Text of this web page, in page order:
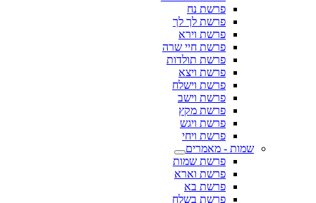
פרשת נח
פרשת לך לך
פרשת וירא
פרשת חיי שרה
פרשת תולדות
פרשת ויצא
פרשת וישלח
פרשת וישב
פרשת מקץ
פרשת ויגש
פרשת ויחי
שמות - מאמרים
פרשת שמות
פרשת וארא
פרשת בא
פרשת בשלח